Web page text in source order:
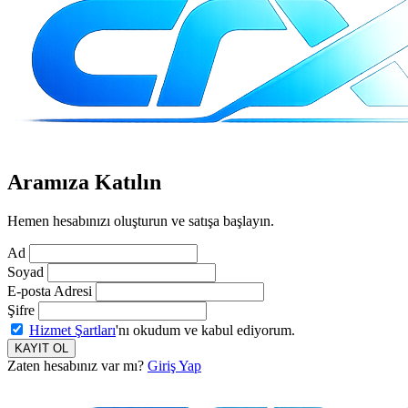
Aramıza Katılın
Hemen hesabınızı oluşturun ve satışa başlayın.
Ad
Soyad
E-posta Adresi
Şifre
Hizmet Şartları'nı okudum ve kabul ediyorum.
KAYIT OL
Zaten hesabınız var mı? Giriş Yap